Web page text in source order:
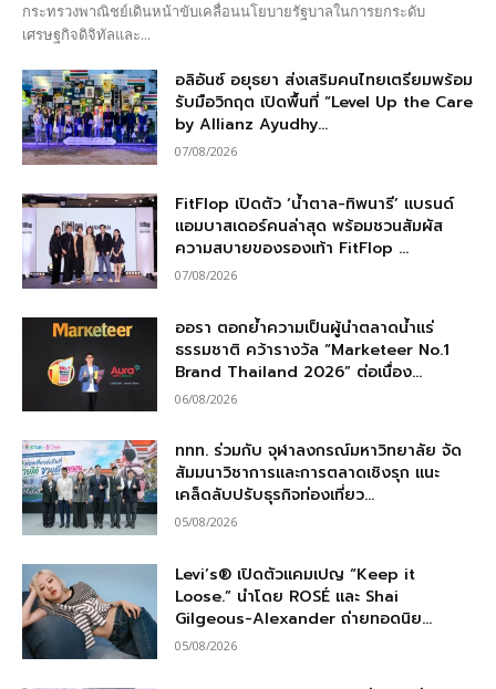
กระทรวงพาณิชย์เดินหน้าขับเคลื่อนนโยบายรัฐบาลในการยกระดับ
เศรษฐกิจดิจิทัลและ...
อลิอันซ์ อยุธยา ส่งเสริมคนไทยเตรียมพร้อม
รับมือวิกฤต เปิดพื้นที่ “Level Up the Care
by Allianz Ayudhy...
07/08/2026
FitFlop เปิดตัว ‘น้ำตาล-ทิพนารี’ แบรนด์
แอมบาสเดอร์คนล่าสุด พร้อมชวนสัมผัส
ความสบายของรองเท้า FitFlop ...
07/08/2026
ออรา ตอกย้ำความเป็นผู้นำตลาดน้ำแร่
ธรรมชาติ คว้ารางวัล “Marketeer No.1
Brand Thailand 2026” ต่อเนื่อง...
06/08/2026
ททท. ร่วมกับ จุฬาลงกรณ์มหาวิทยาลัย จัด
สัมมนาวิชาการและการตลาดเชิงรุก แนะ
เคล็ดลับปรับธุรกิจท่องเที่ยว...
05/08/2026
Levi’s® เปิดตัวแคมเปญ “Keep it
Loose.” นำโดย ROSÉ และ Shai
Gilgeous-Alexander ถ่ายทอดนิย...
05/08/2026